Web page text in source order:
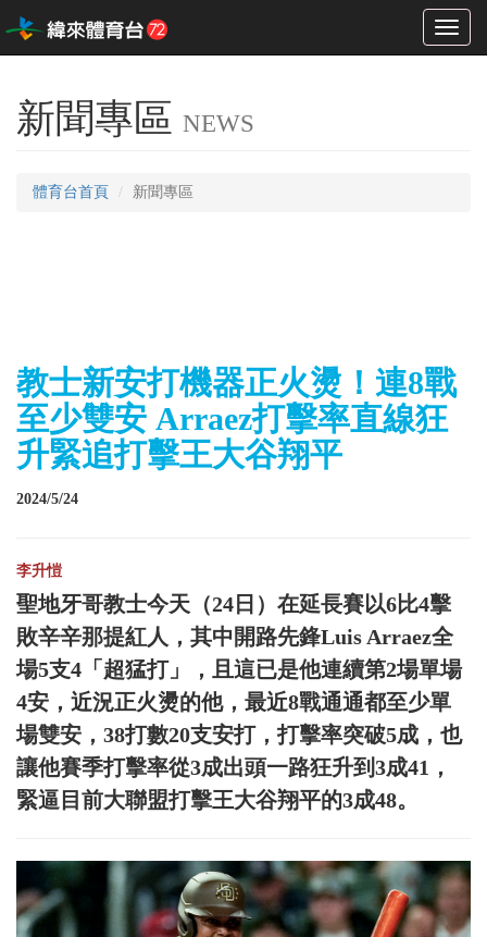
Toggle
新聞專區 NEWS
體育台首頁 新聞專區
教士新安打機器正火燙！連8戰
至少雙安 Arraez打擊率直線狂
升緊追打擊王大谷翔平
2024/5/24
李升愷
聖地牙哥教士今天（24日）在延長賽以6比4擊
敗辛辛那提紅人，其中開路先鋒Luis Arraez全
場5支4「超猛打」，且這已是他連續第2場單場
4安，近況正火燙的他，最近8戰通通都至少單
場雙安，38打數20支安打，打擊率突破5成，也
讓他賽季打擊率從3成出頭一路狂升到3成41，
緊逼目前大聯盟打擊王大谷翔平的3成48。